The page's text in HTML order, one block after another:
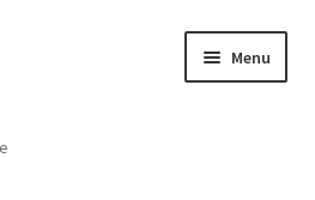
Menu